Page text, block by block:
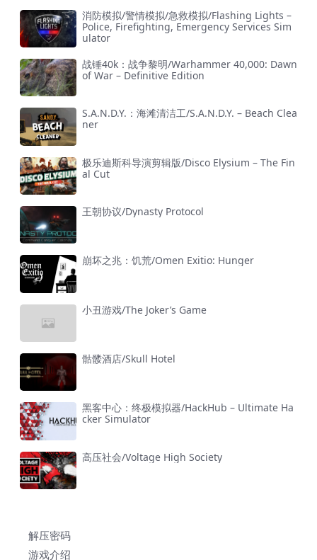
消防模拟/警情模拟/急救模拟/Flashing Lights –
Police, Firefighting, Emergency Services Sim
ulator
战锤40k：战争黎明/Warhammer 40,000: Dawn
of War – Definitive Edition
S.A.N.D.Y.：海滩清洁工/S.A.N.D.Y. – Beach Clea
ner
极乐迪斯科导演剪辑版/Disco Elysium – The Fin
al Cut
王朝协议/Dynasty Protocol
崩坏之兆：饥荒/Omen Exitio: Hunger
小丑游戏/The Joker’s Game
骷髅酒店/Skull Hotel
黑客中心：终极模拟器/HackHub – Ultimate Ha
cker Simulator
高压社会/Voltage High Society
解压密码
游戏介绍